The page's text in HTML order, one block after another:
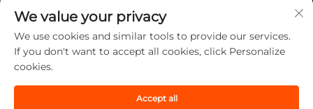
We value your privacy
We use cookies and similar tools to provide our services.
If you don't want to accept all cookies, click Personalize
cookies.
Accept all